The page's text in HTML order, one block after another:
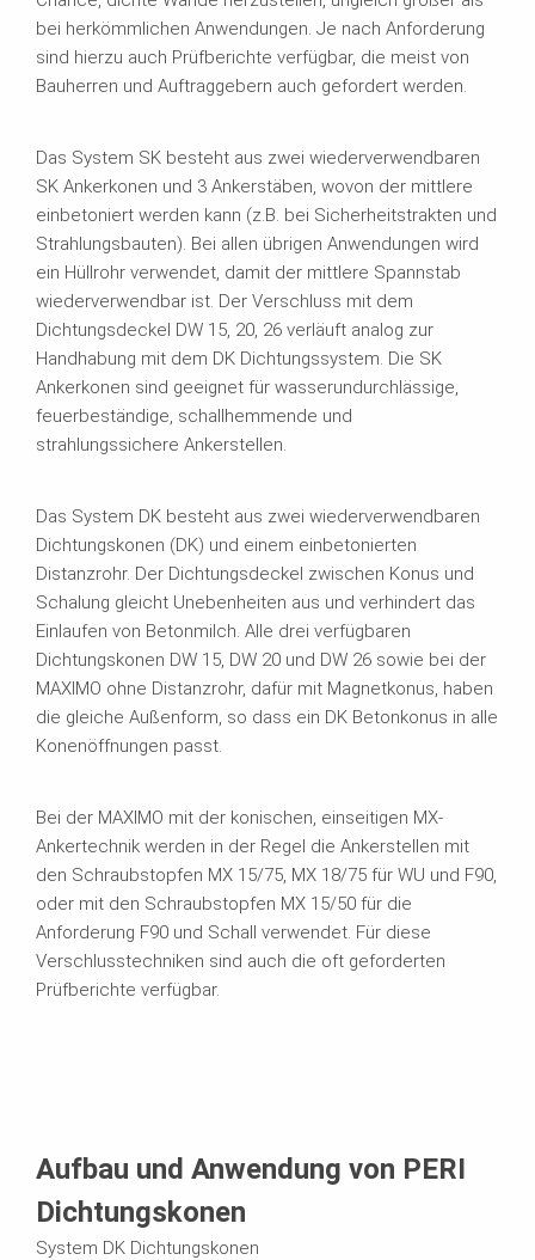
bei herkömmlichen Anwendungen. Je nach Anforderung
sind hierzu auch Prüfberichte verfügbar, die meist von
Bauherren und Auftraggebern auch gefordert werden.
Das System SK besteht aus zwei wiederverwendbaren
SK Ankerkonen und 3 Ankerstäben, wovon der mittlere
einbetoniert werden kann (z.B. bei Sicherheitstrakten und
Strahlungsbauten). Bei allen übrigen Anwendungen wird
ein Hüllrohr verwendet, damit der mittlere Spannstab
wiederverwendbar ist. Der Verschluss mit dem
Dichtungsdeckel DW 15, 20, 26 verläuft analog zur
Handhabung mit dem DK Dichtungssystem. Die SK
Ankerkonen sind geeignet für wasserundurchlässige,
feuerbeständige, schallhemmende und
strahlungssichere Ankerstellen.
Das System DK besteht aus zwei wiederverwendbaren
Dichtungskonen (DK) und einem einbetonierten
Distanzrohr. Der Dichtungsdeckel zwischen Konus und
Schalung gleicht Unebenheiten aus und verhindert das
Einlaufen von Betonmilch. Alle drei verfügbaren
Dichtungskonen DW 15, DW 20 und DW 26 sowie bei der
MAXIMO ohne Distanzrohr, dafür mit Magnetkonus, haben
die gleiche Außenform, so dass ein DK Betonkonus in alle
Konenöffnungen passt.
Bei der MAXIMO mit der konischen, einseitigen MX-
Ankertechnik werden in der Regel die Ankerstellen mit
den Schraubstopfen MX 15/75, MX 18/75 für WU und F90,
oder mit den Schraubstopfen MX 15/50 für die
Anforderung F90 und Schall verwendet. Für diese
Verschlusstechniken sind auch die oft geforderten
Prüfberichte verfügbar.
Aufbau und Anwendung von PERI
Dichtungskonen
System DK Dichtungskonen